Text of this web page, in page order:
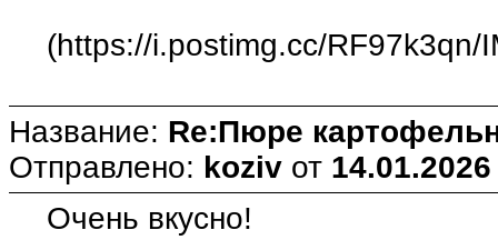
(https://i.postimg.cc/RF97k3qn/
Название: Re:Пюре
Отправлено: koziv от
Очень вкусно!